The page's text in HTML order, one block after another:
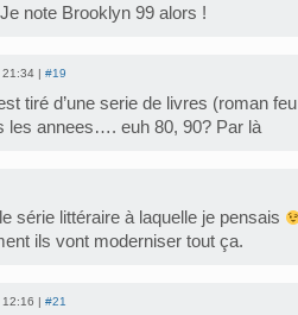
note Brooklyn 99 alors !
| #19
tiré d’une serie de livres (roman
les annees…. euh 80, 90? Par là
série littéraire à laquelle je pensais
ils vont moderniser tout ça.
| #21